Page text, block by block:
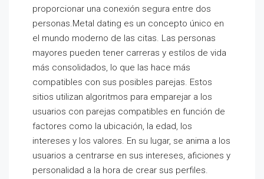
proporcionar una conexión segura entre dos
personas.Metal dating es un concepto único en
el mundo moderno de las citas. Las personas
mayores pueden tener carreras y estilos de vida
más consolidados, lo que las hace más
compatibles con sus posibles parejas. Estos
sitios utilizan algoritmos para emparejar a los
usuarios con parejas compatibles en función de
factores como la ubicación, la edad, los
intereses y los valores. En su lugar, se anima a los
usuarios a centrarse en sus intereses, aficiones y
personalidad a la hora de crear sus perfiles.